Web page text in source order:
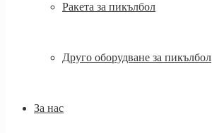
Ракета за пикълбол
Друго оборудване за пикълбол
За нас